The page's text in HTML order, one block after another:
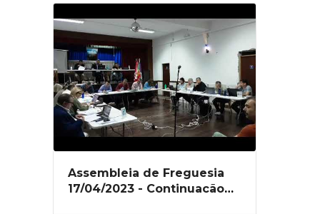
Assembleia de Freguesia
17/04/2023 - Continuação